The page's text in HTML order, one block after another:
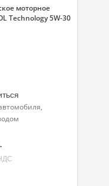
моторное
Technology 5W-30